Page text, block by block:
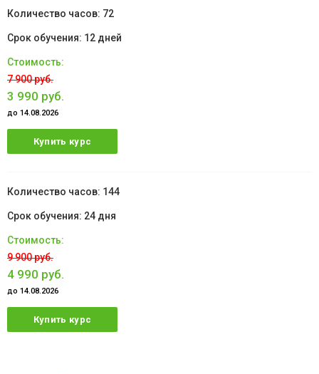
72
12 дней
7 900 руб.
3 990 руб.
до 14.08.2026
Купить курс
144
24 дня
9 900 руб.
4 990 руб.
до 14.08.2026
Купить курс